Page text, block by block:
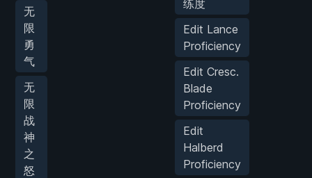
无
限
勇
气
无
限
战
神
之
怒
练度
Edit Lance
Proficiency
Edit Cresc.
Blade
Proficiency
Edit
Halberd
Proficiency